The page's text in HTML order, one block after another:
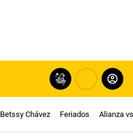
Betssy Chávez Feriados Alianza